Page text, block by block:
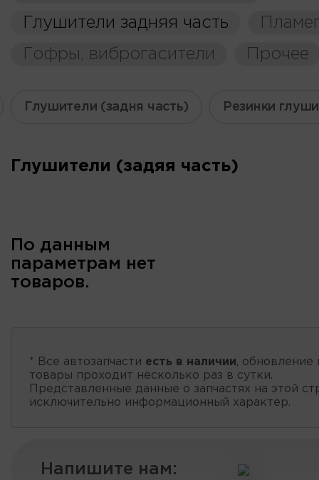
Глушители задняя часть
Гофры, виброгасители
Прочее
Глушители (задня часть) Резинки
Глушители (задяя часть)
По данным
параметрам нет
товаров.
* Все автозапчасти есть в наличии, обновление
товары проходит несколько раз в сутки.
Представленные данные о запчастях на этой
исключительно информационный характер.
Напишите нам: